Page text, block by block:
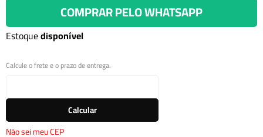
COMPRAR PELO WHATSAPP
Estoquedisponível
Calcule o frete e o prazo de entrega.
Calcular
Não sei meu CEP